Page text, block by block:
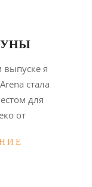
выпуске я
стала
для
от